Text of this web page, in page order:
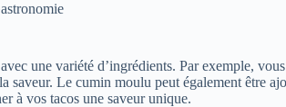
une variété d’ingrédients. Par exemple,
saveur. Le cumin moulu peut également être
à vos tacos une saveur unique.